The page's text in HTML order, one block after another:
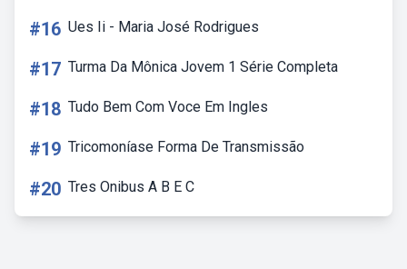
#16 Ues Ii - Maria José Rodrigues
#17 Turma Da Mônica Jovem 1 Série Completa
#18 Tudo Bem Com Voce Em Ingles
#19 Tricomoníase Forma De Transmissão
#20 Tres Onibus A B E C